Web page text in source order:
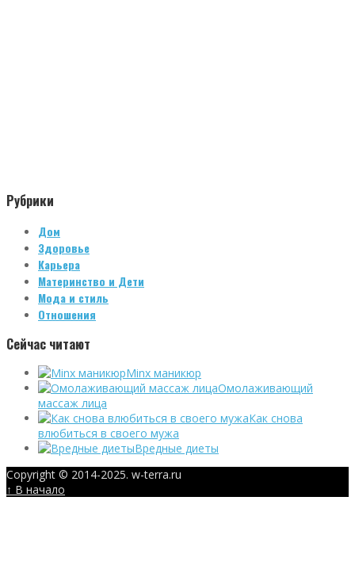
Рубрики
Дом
Здоровье
Карьера
Материнство и Дети
Мода и стиль
Отношения
Сейчас читают
Minx маникюр
Омолаживающий
массаж лица
Как снова
влюбиться в своего мужа
Вредные диеты
Copyright © 2014-2025. w-terra.ru
↑ В начало